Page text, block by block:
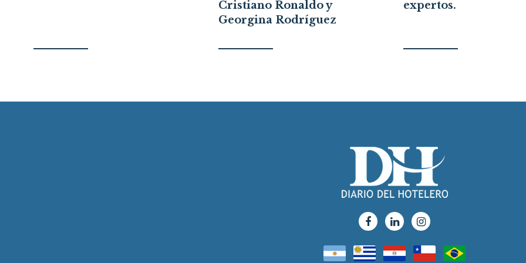
Cristiano Ronaldo y
Georgina Rodríguez
expertos.